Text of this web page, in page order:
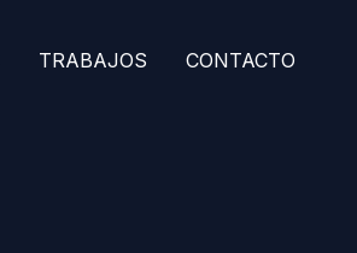
TRABAJOS CONTACTO